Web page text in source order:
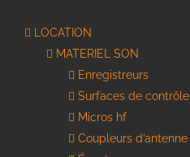
LOCATION
MATERIEL SON
Enregistreurs
Surfaces de contrôle
Micros hf
Coupleurs d’antenne